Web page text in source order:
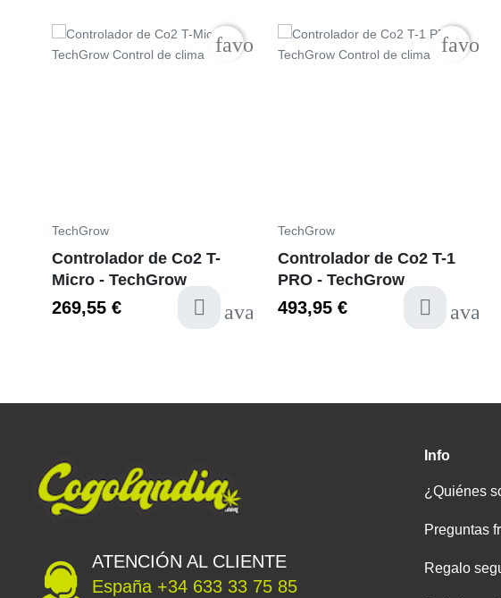
Precio
TechGrow
Controlador de Co2 T-
Micro - TechGrow
269,55 € available
favorite_border
Precio
TechGrow
Controlador de Co2 T-1
PRO - TechGrow
493,95 €
ATENCIÓN AL CLIENTE
España +34 633 33 75 85
Info
¿Quiénes
Preguntas
Regalo